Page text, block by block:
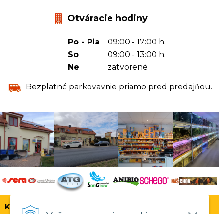
Otváracie hodiny
Po - Pia
09:00 - 17:00 h.
So
09:00 - 13:00 h.
Ne
zatvorené
Bezplatné parkovavnie priamo pred predajňou.
KONTAKT